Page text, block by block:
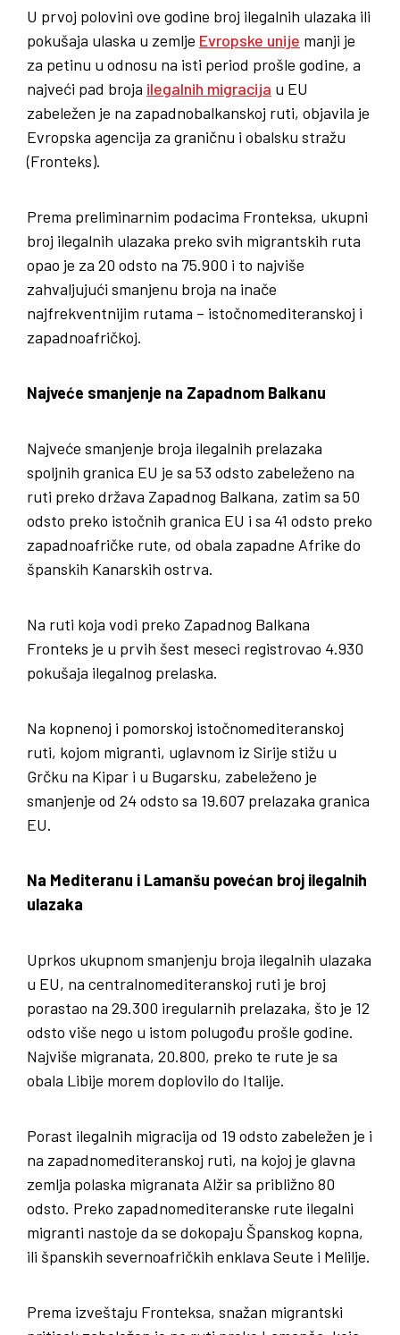
U prvoj polovini ove godine broj ilegalnih ulazaka ili
pokušaja ulaska u zemlje Evropske unije manji je
za petinu u odnosu na isti period prošle godine, a
najveći pad broja ilegalnih migracija u EU
zabeležen je na zapadnobalkanskoj ruti, objavila je
Evropska agencija za graničnu i obalsku stražu
(Fronteks).
Prema preliminarnim podacima Fronteksa, ukupni
broj ilegalnih ulazaka preko svih migrantskih ruta
opao je za 20 odsto na 75.900 i to najviše
zahvaljujući smanjenu broja na inače
najfrekventnijim rutama – istočnomediteranskoj i
zapadnoafričkoj.
Najveće smanjenje na Zapadnom Balkanu
Najveće smanjenje broja ilegalnih prelazaka
spoljnih granica EU je sa 53 odsto zabeleženo na
ruti preko država Zapadnog Balkana, zatim sa 50
odsto preko istočnih granica EU i sa 41 odsto preko
zapadnoafričke rute, od obala zapadne Afrike do
španskih Kanarskih ostrva.
Na ruti koja vodi preko Zapadnog Balkana
Fronteks je u prvih šest meseci registrovao 4.930
pokušaja ilegalnog prelaska.
Na kopnenoj i pomorskoj istočnomediteranskoj
ruti, kojom migranti, uglavnom iz Sirije stižu u
Grčku na Kipar i u Bugarsku, zabeleženo je
smanjenje od 24 odsto sa 19.607 prelazaka granica
EU.
Na Mediteranu i Lamanšu povećan broj ilegalnih
ulazaka
Uprkos ukupnom smanjenju broja ilegalnih ulazaka
u EU, na centralnomediteranskoj ruti je broj
porastao na 29.300 iregularnih prelazaka, što je 12
odsto više nego u istom polugođu prošle godine.
Najviše migranata, 20.800, preko te rute je sa
obala Libije morem doplovilo do Italije.
Porast ilegalnih migracija od 19 odsto zabeležen je i
na zapadnomediteranskoj ruti, na kojoj je glavna
zemlja polaska migranata Alžir sa približno 80
odsto. Preko zapadnomediteranske rute ilegalni
migranti nastoje da se dokopaju Španskog kopna,
ili španskih severnoafričkih enklava Seute i Melilje.
Prema izveštaju Fronteksa, snažan migrantski